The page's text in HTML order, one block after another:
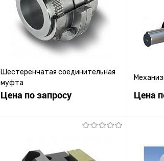
Шестеренчатая соединительная
муфта
Цена по запросу
Запросить цену
Цена